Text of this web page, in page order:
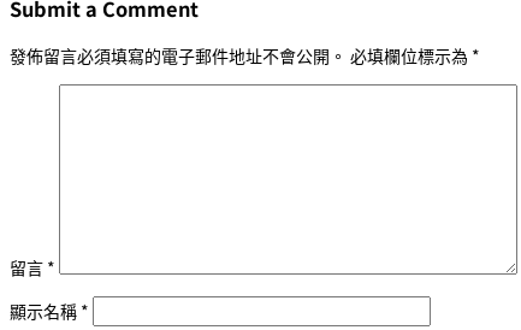
Submit a Comment
發佈留言必須填寫的電子郵件地址不會公開。 必填欄位標示為 *
留言 *
顯示名稱 *